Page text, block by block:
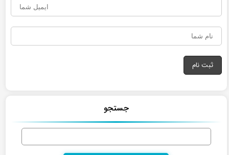
جستجو
جستجو